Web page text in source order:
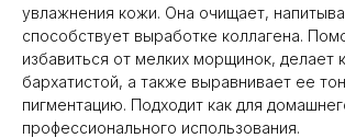
увлажнения кожи. Она очищает,
способствует выработке коллагена.
избавиться от мелких морщинок, делает
бархатистой, а также выравнивает ее
пигментацию. Подходит как для
профессионального использования.